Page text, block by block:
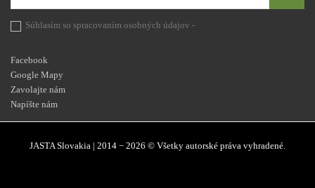
Súhlasím so spracovaním osobných údajov -
Facebook
Google Mapy
Zavolajte nám
Napíšte nám
JASTA Slovakia | 2014 − 2026 © Všetky autorské práva vyhradené.